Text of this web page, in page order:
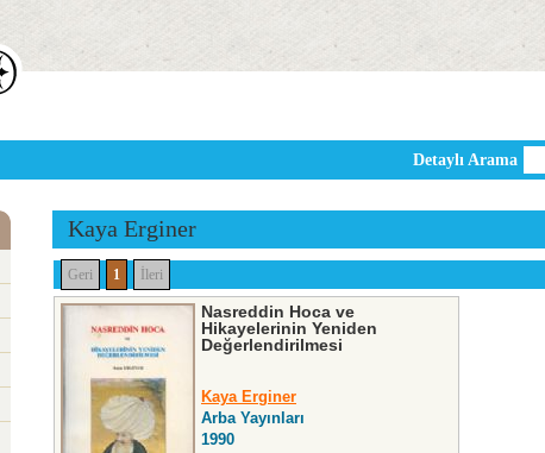
Detaylı Arama
Kaya Erginer
Geri 1 İleri
Nasreddin Hoca ve
Hikayelerinin Yeniden
Değerlendirilmesi
Kaya Erginer
Arba Yayınları
1990